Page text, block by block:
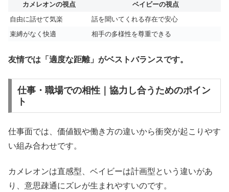
カメレオンの視点
ベイビーの視点
自由に話せて気楽
話を聞いてくれる存在で安心
束縛がなく快適
相手の多様性を尊重できる
友情では「適度な距離」がベストバランスです。
仕事・職場での相性｜協力し合うためのポイン
ト
仕事面では、価値観や働き方の違いから衝突が起こりやす
い組み合わせです。
カメレオンは直感型、ベイビーは計画型という違いがあ
り、意思疎通にズレが生まれやすいのです。